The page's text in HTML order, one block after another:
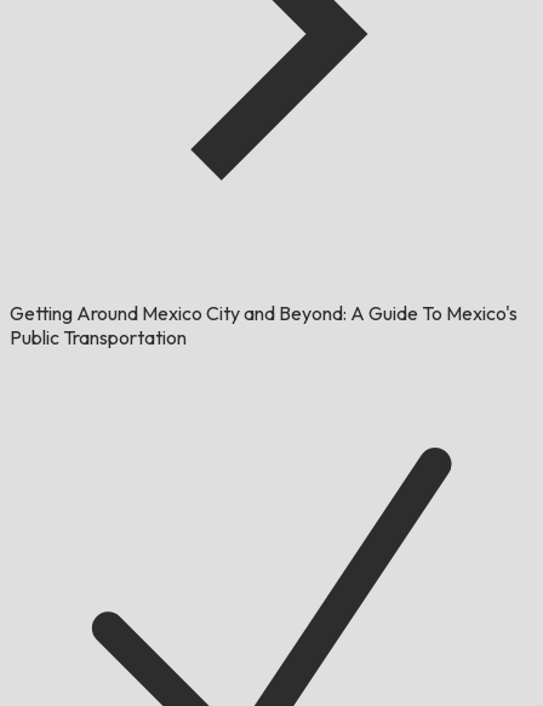
Getting Around Mexico City and Beyond: A Guide To Mexico's
Public Transportation